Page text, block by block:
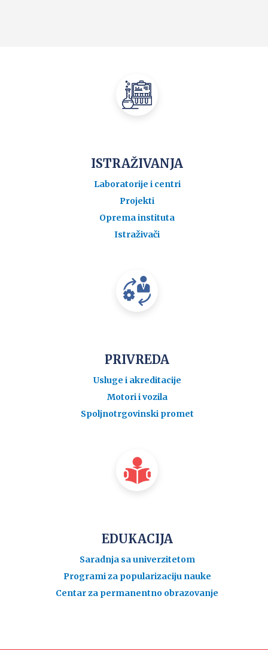
ISTRAŽIVANJA
Laboratorije i centri
Projekti
Oprema instituta
Istraživači
PRIVREDA
Usluge i akreditacije
Motori i vozila
Spoljnotrgovinski promet
EDUKACIJA
Saradnja sa univerzitetom
Programi za popularizaciju nauke
Centar za permanentno obrazovanje